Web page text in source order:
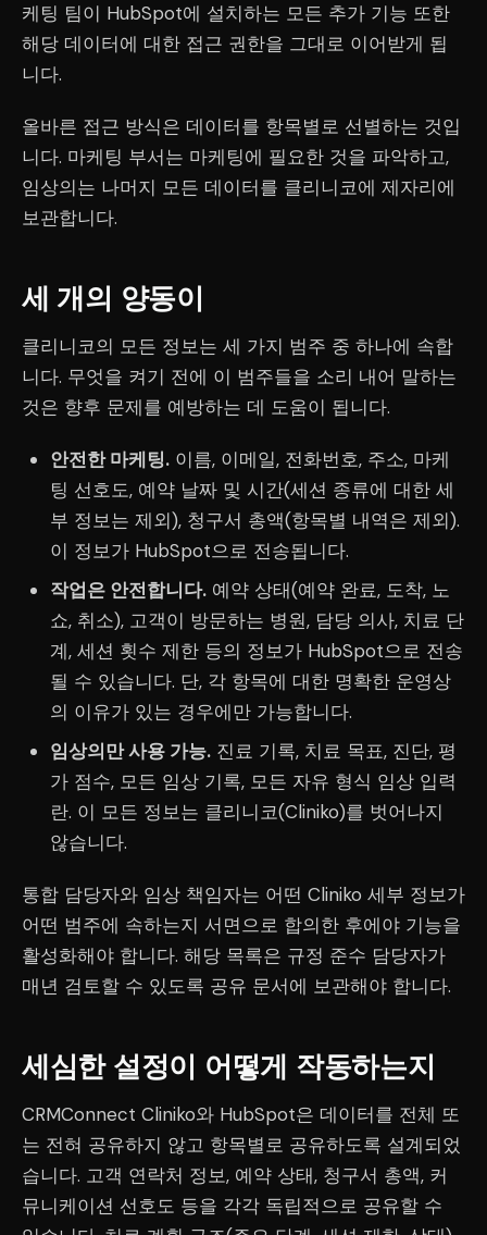
케팅 팀이 HubSpot에 설치하는 모든 추가 기능 또한
해당 데이터에 대한 접근 권한을 그대로 이어받게 됩
니다.
올바른 접근 방식은 데이터를 항목별로 선별하는 것입
니다. 마케팅 부서는 마케팅에 필요한 것을 파악하고,
임상의는 나머지 모든 데이터를 클리니코에 제자리에
보관합니다.
세 개의 양동이
클리니코의 모든 정보는 세 가지 범주 중 하나에 속합
니다. 무엇을 켜기 전에 이 범주들을 소리 내어 말하는
것은 향후 문제를 예방하는 데 도움이 됩니다.
안전한 마케팅.이름, 이메일, 전화번호, 주소, 마케
팅 선호도, 예약 날짜 및 시간(세션 종류에 대한 세
부 정보는 제외), 청구서 총액(항목별 내역은 제외).
이 정보가 HubSpot으로 전송됩니다.
작업은 안전합니다.예약 상태(예약 완료, 도착, 노
쇼, 취소), 고객이 방문하는 병원, 담당 의사, 치료 단
계, 세션 횟수 제한 등의 정보가 HubSpot으로 전송
될 수 있습니다. 단, 각 항목에 대한 명확한 운영상
의 이유가 있는 경우에만 가능합니다.
임상의만 사용 가능.진료 기록, 치료 목표, 진단, 평
가 점수, 모든 임상 기록, 모든 자유 형식 임상 입력
란. 이 모든 정보는 클리니코(Cliniko)를 벗어나지
않습니다.
통합 담당자와 임상 책임자는 어떤 Cliniko 세부 정보가
어떤 범주에 속하는지 서면으로 합의한 후에야 기능을
활성화해야 합니다. 해당 목록은 규정 준수 담당자가
매년 검토할 수 있도록 공유 문서에 보관해야 합니다.
세심한 설정이 어떻게 작동하는지
CRMConnect Cliniko와 HubSpot은 데이터를 전체 또
는 전혀 공유하지 않고 항목별로 공유하도록 설계되었
습니다. 고객 연락처 정보, 예약 상태, 청구서 총액, 커
뮤니케이션 선호도 등을 각각 독립적으로 공유할 수